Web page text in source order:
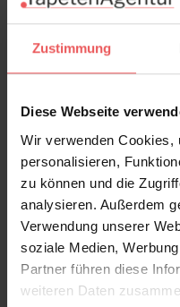
Zustimmung
Diese Webseite
Wir verwenden Cookies,
personalisieren,
zu können und die
analysieren. Außerdem
Verwendung unserer
soziale Medien,
Partner führen diese
weiteren Daten
Exotische Blüten und
fröhliche Szenerie von
neu gestaltete
eingearbeitetes
Palette